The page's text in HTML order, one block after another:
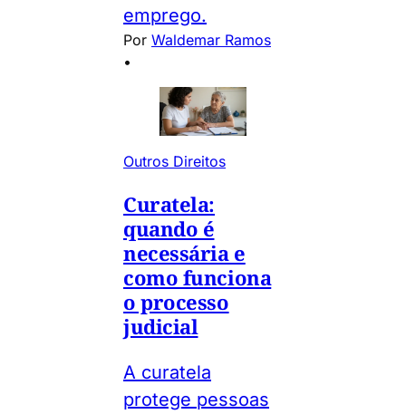
emprego.
Por Waldemar Ramos
•
Outros Direitos
Curatela:
quando é
necessária e
como funciona
o processo
judicial
A curatela
protege pessoas